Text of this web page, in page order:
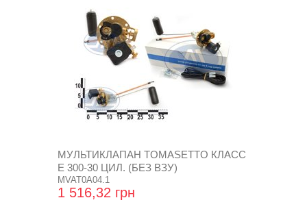
МУЛЬТИКЛАПАН TOMASETTO КЛАСС
Е 300-30 ЦИЛ. (БЕЗ ВЗУ)
MVAT0A04.1
1 516,32 грн